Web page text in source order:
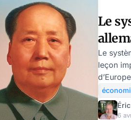
Le
Le
leçon
permis
6